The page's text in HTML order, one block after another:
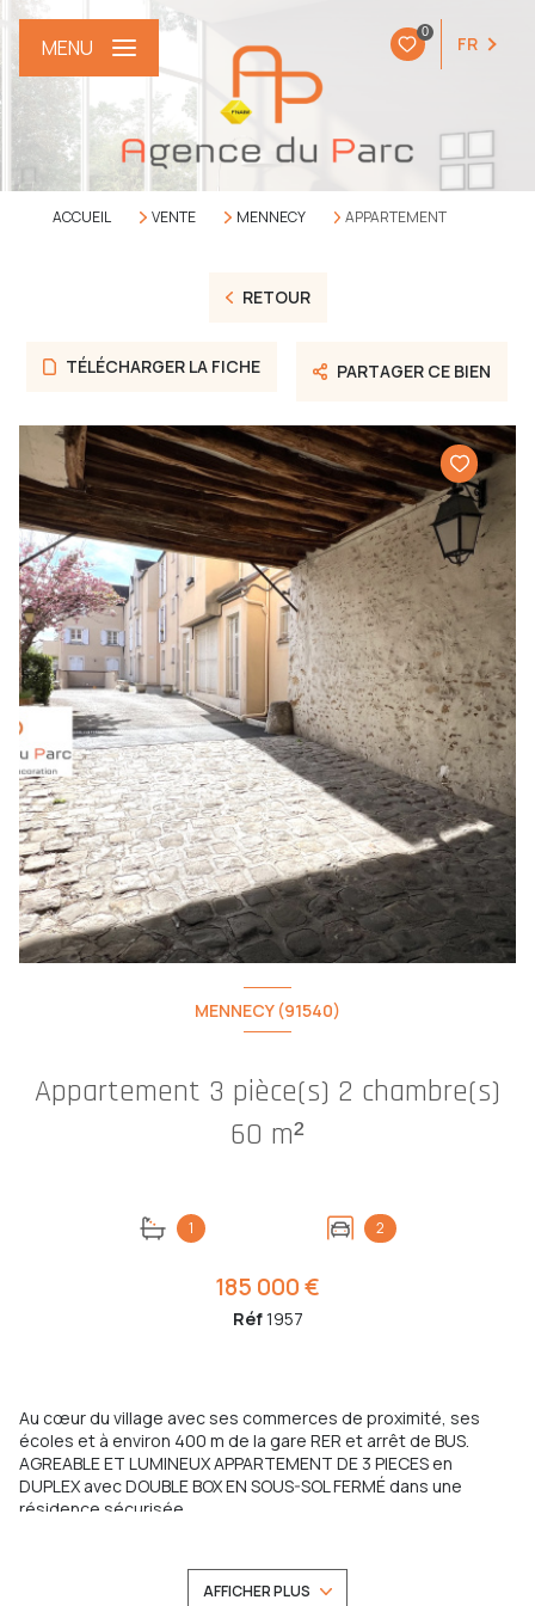
0
FR
MENU
ACCUEIL VENTE MENNECY APPARTEMENT
RETOUR
TÉLÉCHARGER LA FICHE PARTAGER CE BIEN
MENNECY (91540)
Appartement 3 pièce(s) 2 chambre(s)
60 m²
1 2
185 000 €
Réf1957
Au cœur du village avec ses commerces de proximité, ses
écoles et à environ 400 m de la gare RER et arrêt de BUS.
AGREABLE ET LUMINEUX APPARTEMENT DE 3 PIECES en
DUPLEX avec DOUBLE BOX EN SOUS-SOL FERMÉ dans une
résidence sécurisée.
Au niveau supérieur: une chambre en mezzanine avec de
grands placards en sous-pente, une salle de bains avec vélux.
AFFICHER PLUS